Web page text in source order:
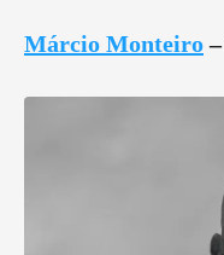
Márcio Monteiro–